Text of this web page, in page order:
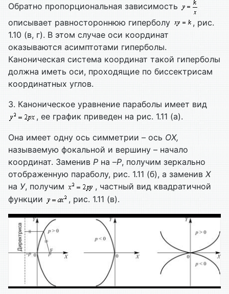
Обратно пропорциональная зависимость
описывает равностороннюю гиперболу
, рис.
1.10 (в, г). В этом случае оси координат
оказываются асимптотами гиперболы.
Каноническая система координат такой гиперболы
должна иметь оси, проходящие по биссектрисам
координатных углов.
3. Каноническое уравнение параболы имеет вид
, ее график приведен на рис. 1.11 (а).
Она имеет одну ось симметрии – ось ОХ,
называемую фокальной и вершину – начало
координат. Заменив Р на –Р, получим зеркально
отображенную параболу, рис. 1.11 (б), а заменив Х
на У, получим
, частный вид квадратичной
функции
, рис. 1.11 (в).